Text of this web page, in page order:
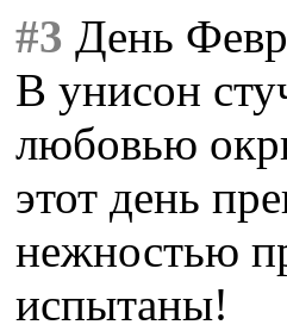
#3 День
В унисон
любовью
этот день
нежностью
испытаны!